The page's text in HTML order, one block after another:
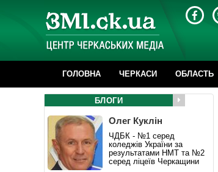
ГОЛОВНА ЧЕРКАСИ ОБЛАСТЬ
БЛОГИ
Олег Куклін
ЧДБК - №1 серед
коледжів України за
результатами НМТ та №2
серед ліцеїв Черкащини